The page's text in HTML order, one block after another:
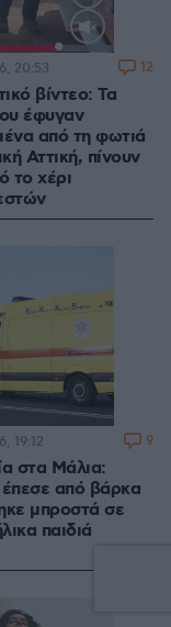
Loaded:
100.00%
βίντεο: Τα
έφυγαν
από τη φωτιά
Αττική, πίνουν
το χέρι
20:53 12
στα Μάλια:
από βάρκα
μπροστά σε
παιδιά
19:12 9